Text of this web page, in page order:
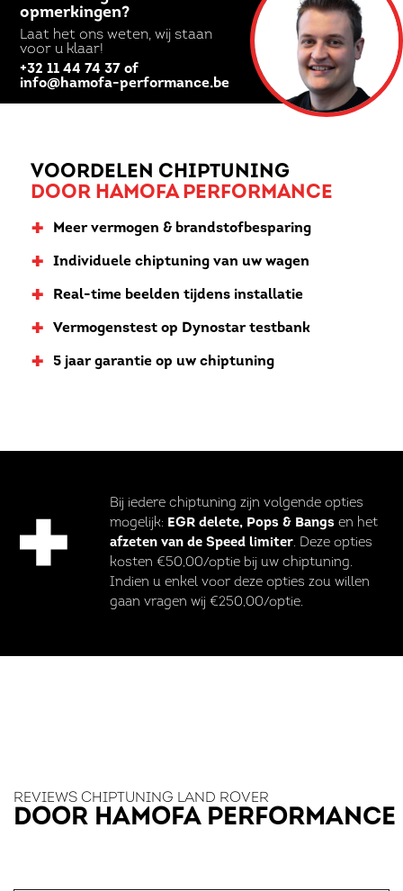
opmerkingen?
Laat het ons weten, wij staan
voor u klaar!
+32 11 44 74 37 of
info@hamofa-performance.be
VOORDELEN CHIPTUNING
DOOR HAMOFA PERFORMANCE
+ Meer vermogen & brandstofbesparing
+ Individuele chiptuning van uw wagen
+ Real-time beelden tijdens installatie
+ Vermogenstest op Dynostar testbank
+ 5 jaar garantie op uw chiptuning
Bij iedere chiptuning zijn volgende opties
mogelijk: EGR delete, Pops & Bangs en het
afzeten van de Speed limiter. Deze opties
kosten €50,00/optie bij uw chiptuning.
Indien u enkel voor deze opties zou willen
gaan vragen wij €250,00/optie.
REVIEWS CHIPTUNING LAND ROVER
DOOR HAMOFA PERFORMANCE